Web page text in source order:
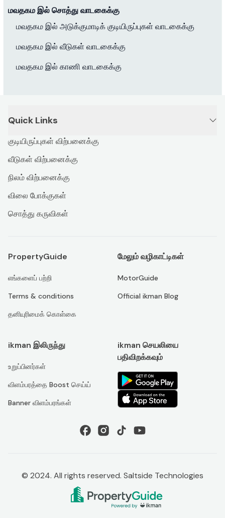
மவதகம இல் சொத்து வாடகைக்கு
மவதகம இல் அடுக்குமாடிக் குடியிருப்புகள் வாடகைக்கு
மவதகம இல் வீடுகள் வாடகைக்கு
மவதகம இல் காணி வாடகைக்கு
Quick Links
குடியிருப்புகள் விற்பனைக்கு
வீடுகள் விற்பனைக்கு
நிலம் விற்பனைக்கு
விலை போக்குகள்
சொத்து கருவிகள்
PropertyGuide
எங்களைப் பற்றி
Terms & conditions
தனியுரிமைக் கொள்கை
மேலும் வழிகாட்டிகள்
MotorGuide
Official ikman Blog
ikman இலிருந்து
உறுப்பினர்கள்
விளம்பரத்தை Boost செய்ய்
Banner விளம்பரங்கள்
ikman செயலியை
பதிவிறக்கவும்
© 2024. All rights reserved. Saltside Technologies